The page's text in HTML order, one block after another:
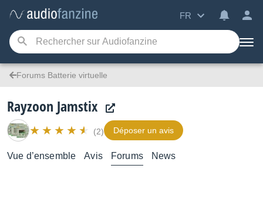
FR
Forums Batterie virtuelle
Rayzoon Jamstix
(2) Déposer un avis
Vue d’ensemble Avis Forums News